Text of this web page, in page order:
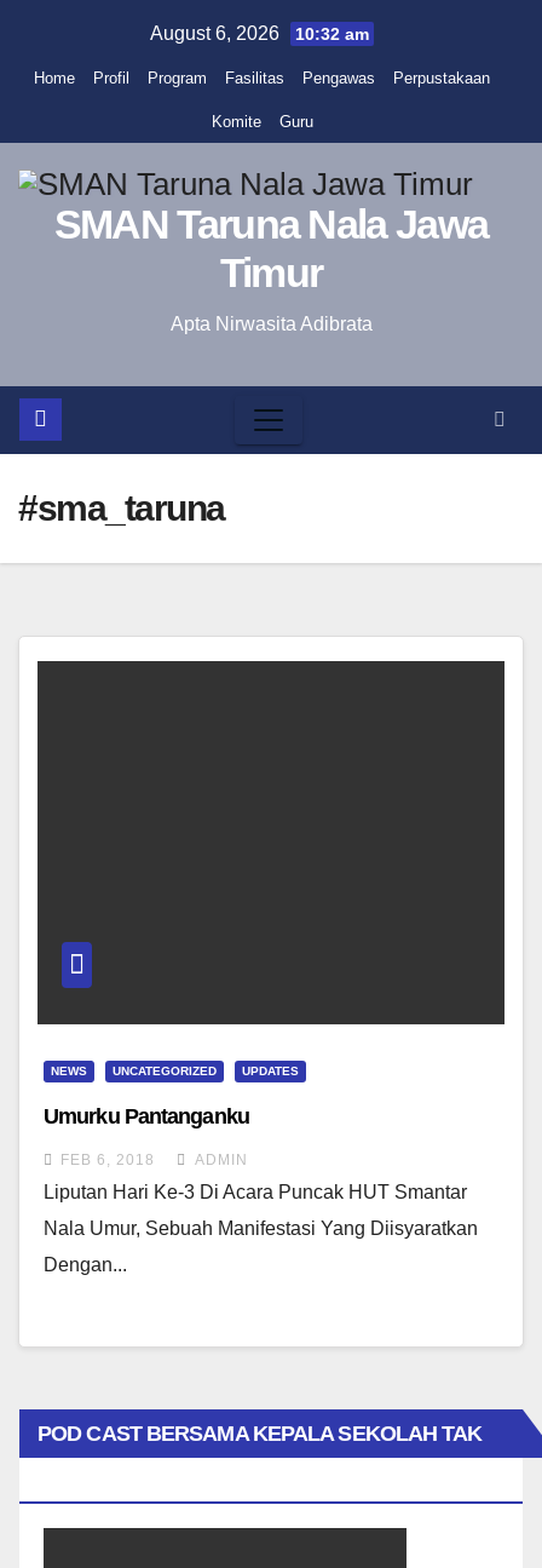
content
August 6, 2026 10:32 am
Home Profil Program Fasilitas Pengawas Perpustakaan
Komite Guru
SMAN Taruna Nala Jawa
Timur
Apta Nirwasita Adibrata
#sma_taruna
NEWS UNCATEGORIZED UPDATES
Umurku Pantanganku
FEB 6, 2018 ADMIN
Liputan Hari Ke-3 Di Acara Puncak HUT Smantar
Nala Umur, Sebuah Manifestasi Yang Diisyaratkan
Dengan...
POD CAST BERSAMA KEPALA SEKOLAH TAK